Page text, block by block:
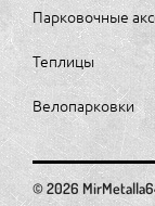
Парковочные
Теплицы
Велопарковки